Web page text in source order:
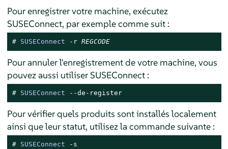
Pour enregistrer votre machine, exécutez
SUSEConnect, par exemple comme suit :
# SUSEConnect -r REGCODE
Pour annuler l'enregistrement de votre machine, vous
pouvez aussi utiliser SUSEConnect :
# SUSEConnect --de-register
Pour vérifier quels produits sont installés localement
ainsi que leur statut, utilisez la commande suivante :
# SUSEConnect -s